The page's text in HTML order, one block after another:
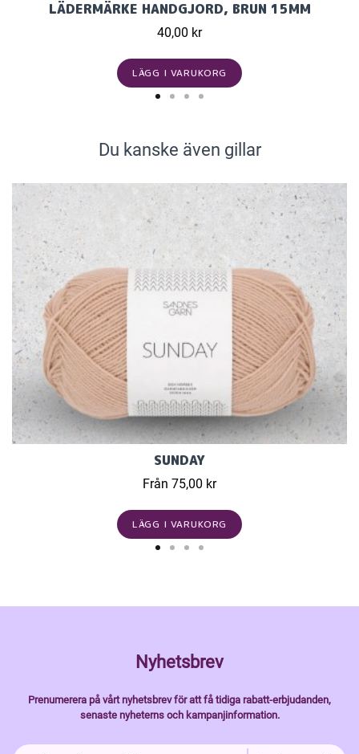
LÄDERMÄRKE HANDGJORD, BRUN 15MM
40,00 kr
LÄGG I VARUKORG
Du kanske även gillar
SUNDAY
Från 75,00 kr
LÄGG I VARUKORG
Nyhetsbrev
Prenumerera på vårt nyhetsbrev för att få tidiga rabatt-erbjudanden,
senaste nyheterns och kampanjinformation.